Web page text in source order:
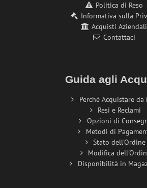
Politica di Reso
Informativa sulla
Acquisti Aziendali
Contattaci
Guida agli
Perché Acquistare da
Resi e Reclami
Opzioni di
Metodi di
Stato dell'Ordine
Modifica
Disponibilità in